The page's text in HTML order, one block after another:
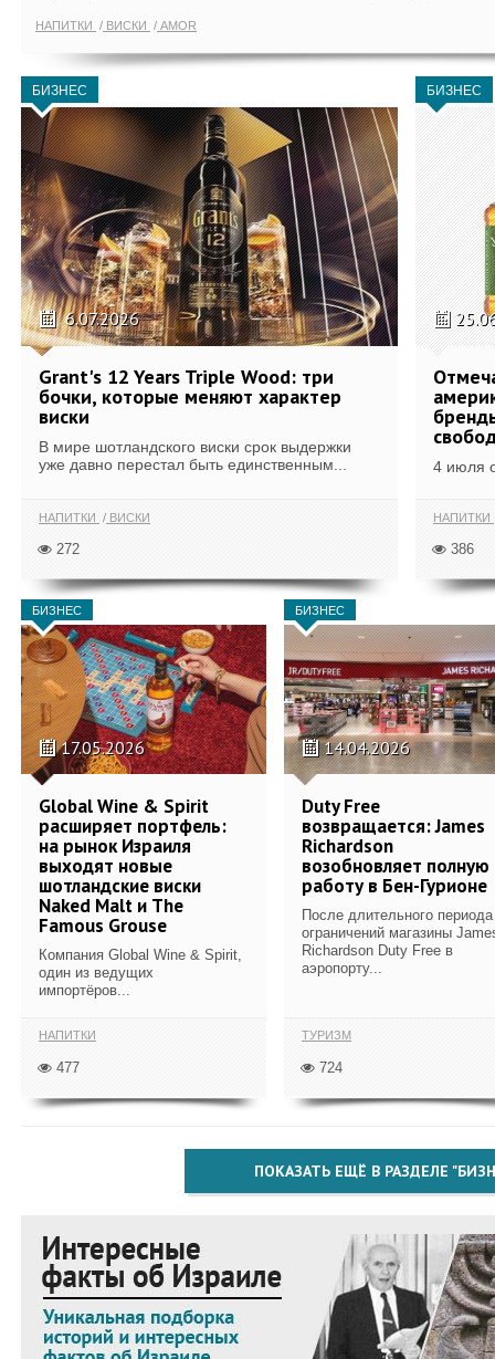
НАПИТКИ ВИСКИ AMOR
БИЗНЕС
6.07.2026
Grant's 12 Years Triple Wood: три
бочки, которые меняют характер
виски
В мире шотландского виски срок выдержки
уже давно перестал быть единственным...
НАПИТКИ ВИСКИ
272
БИЗНЕС
4 июля
НАПИТКИ
386
БИЗНЕС
17.05.2026
Global Wine & Spirit
расширяет портфель:
на рынок Израиля
выходят новые
шотландские виски
Naked Malt и The
Famous Grouse
Компания Global Wine & Spirit,
один из ведущих
импортёров...
НАПИТКИ
477
БИЗНЕС
14.04.2026
Duty Free
возвращается: James
Richardson
возобновляет полную
работу в Бен-Гурионе
После длительного периода
ограничений магазины
Richardson Duty Free в
аэропорту...
ТУРИЗМ
724
ПОКАЗАТЬ ЕЩЁ В РАЗДЕЛЕ